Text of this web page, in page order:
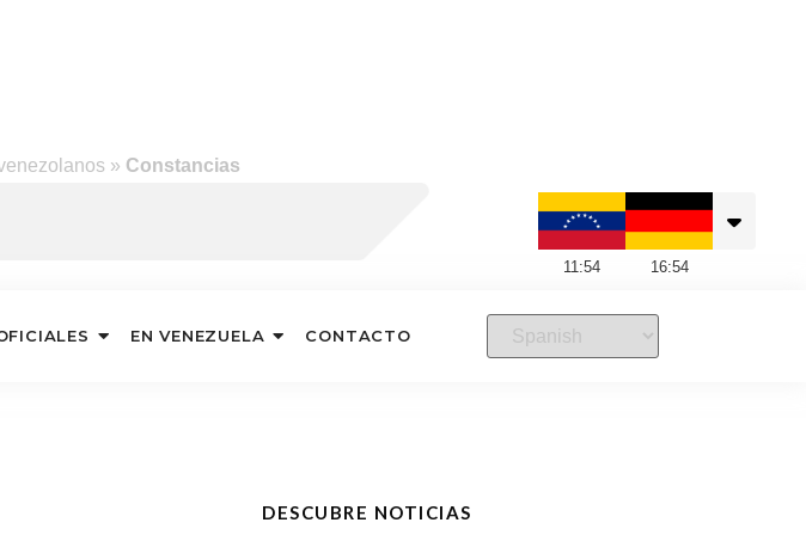
» Constancias
11 :54 16:54
EN VENEZUELA CONTACTO
DESCUBRE NOTICIAS